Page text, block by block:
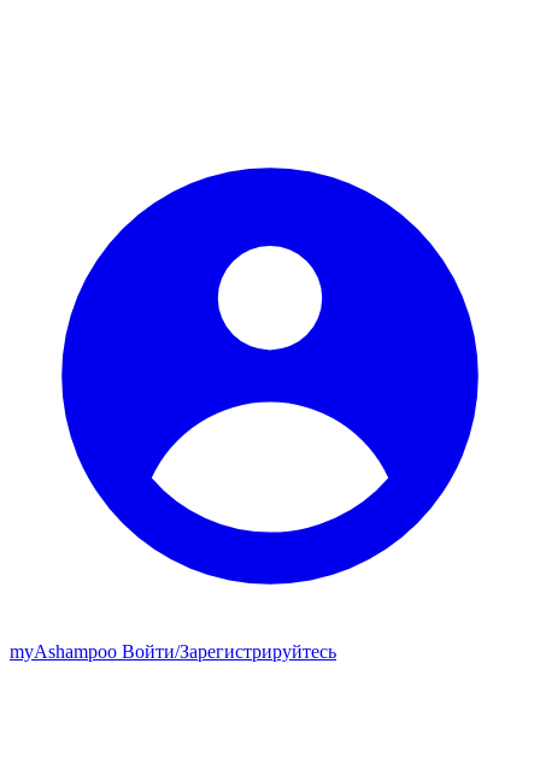
myAshampoo Войти/Зарегистрируйтесь